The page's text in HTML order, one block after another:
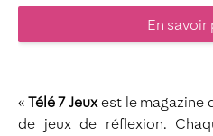
En savoir
« Télé 7 Jeuxest le magazine
de jeux de réflexion.